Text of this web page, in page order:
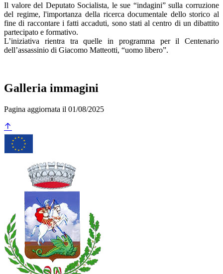
Il valore del Deputato Socialista, le sue “indagini” sulla corruzione
del regime, l'importanza della ricerca documentale dello storico al
fine di raccontare i fatti accaduti, sono stati al centro di un dibattito
partecipato e formativo.
L’iniziativa rientra tra quelle in programma per il Centenario
dell’assassinio di Giacomo Matteotti, “uomo libero”.
Galleria immagini
Pagina aggiornata il 01/08/2025